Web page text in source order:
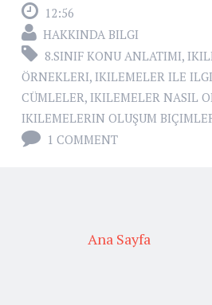
12:56
HAKKINDA BILGI
8.SINIF KONU ANLATIMI,
ÖRNEKLERI, IKILEMELER ILE
CÜMLELER, IKILEMELER NASIL
IKILEMELERIN OLUŞUM
1 COMMENT
Ana Sayfa